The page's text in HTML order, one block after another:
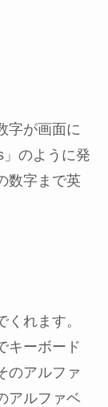
字が画面に
のように発
数字まで英
れます。
キーボード
のアルファ
アルファベ